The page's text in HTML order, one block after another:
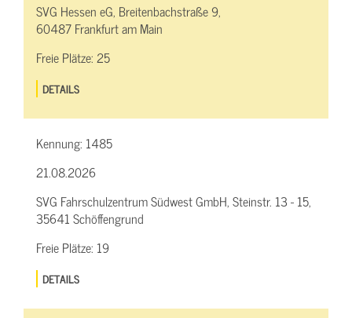
SVG Hessen eG, Breitenbachstraße 9,
60487 Frankfurt am Main
Freie Plätze:25
DETAILS
Kennung: 1485
21.08.2026
SVG Fahrschulzentrum Südwest GmbH, Steinstr. 13 - 15,
35641 Schöffengrund
Freie Plätze: 19
DETAILS